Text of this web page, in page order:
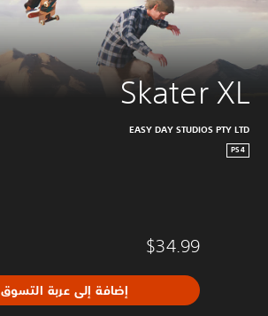
Skater XL
EASY DAY STUDIOS PTY LTD
PS4
$34.99
إضافة إلى عربة التسوق